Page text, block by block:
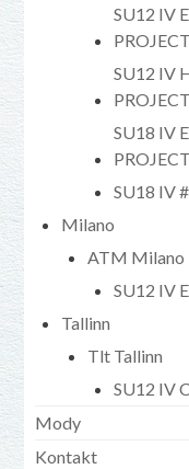
SU12 IV
SU12 IV
SU18 IV
SU18 IV
Milano
ATM Milano
SU12 IV
Tallinn
Tlt Tallinn
SU12 IV
Mody
Kontakt